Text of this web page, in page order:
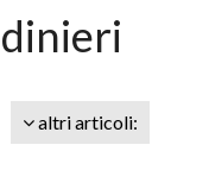
altri articoli: